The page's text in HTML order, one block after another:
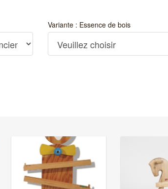
Variante : Essence de bois